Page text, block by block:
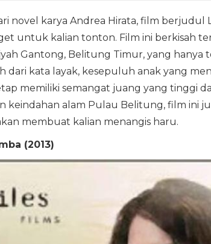
novel karya Andrea Hirata, film
untuk kalian tonton. Film ini berkisah
Gantong, Belitung Timur, yang hanya
dari kata layak, kesepuluh anak yang
memiliki semangat juang yang tinggi
keindahan alam Pulau Belitung, film ini
membuat kalian menangis haru.
(2013)